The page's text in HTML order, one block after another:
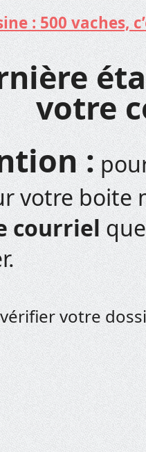
: 500 vaches,
votre
:
votre boite
courrielque
votre